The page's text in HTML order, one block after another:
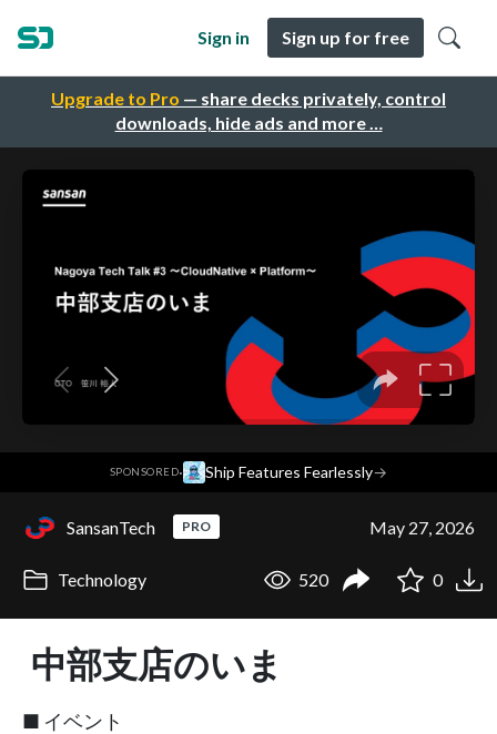
Upgrade to Pro — share decks privately, control
downloads, hide ads and more …
Sign in Sign up for free
SPONSORED· Ship Features Fearlessly→
SansanTech PRO May 27, 2026
Technology 520 0
中部支店のいま
■ イベント